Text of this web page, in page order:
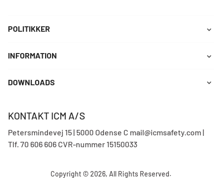
POLITIKKER
INFORMATION
DOWNLOADS
KONTAKT ICM A/S
Petersmindevej 15 | 5000 Odense C mail@icmsafety.com |
Tlf. 70 606 606 CVR-nummer 15150033
Copyright © 2026, All Rights Reserved.